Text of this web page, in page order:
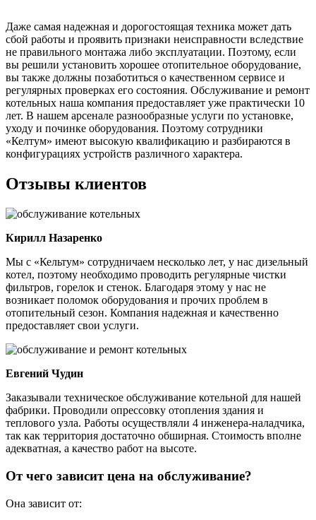
Даже самая надежная и дорогостоящая техника может дать
сбой работы и проявить признаки неисправности вследствие
не правильного монтажа либо эксплуатации. Поэтому, если
вы решили установить хорошее отопительное оборудование,
вы также должны позаботиться о качественном сервисе и
регулярных проверках его состояния. Обслуживание и ремонт
котельных наша компания предоставляет уже практически 10
лет. В нашем арсенале разнообразные услуги по установке,
уходу и починке оборудования. Поэтому сотрудники
«Келтум» имеют высокую квалификацию и разбираются в
конфигурациях устройств различного характера.
Отзывы клиентов
Кирилл Назаренко
Мы с «Кельтум» сотрудничаем несколько лет, у нас дизельный
котел, поэтому необходимо проводить регулярные чистки
фильтров, горелок и стенок. Благодаря этому у нас не
возникает поломок оборудования и прочих проблем в
отопительный сезон. Компания надежная и качественно
предоставляет свои услуги.
Евгений Чудин
Заказывали техническое обслуживание котельной для нашей
фабрики. Проводили опрессовку отопления здания и
теплового узла. Работы осуществляли 4 инженера-наладчика,
так как территория достаточно обширная. Стоимость вполне
адекватная, а качество работ на высоте.
От чего зависит цена на обслуживание?
Она зависит от: